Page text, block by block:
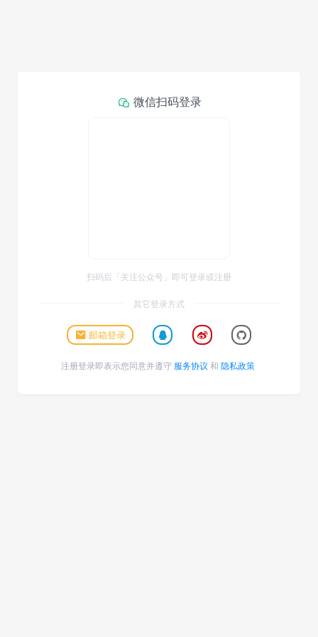
微信扫码登录
扫码后「关注公众号」即可登录或注册
其它登录方式
邮箱登录
注册登录即表示您同意并遵守 服务协议 和 隐私政策